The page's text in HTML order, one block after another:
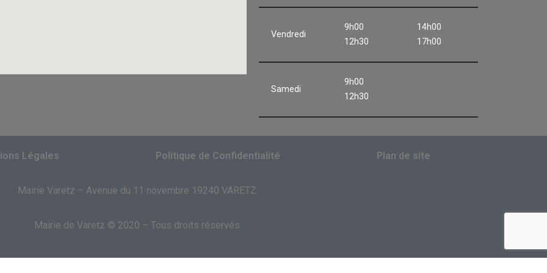
Vendredi
9h00
12h30
14h00
17h00
Samedi
9h00
12h30
Légales Politique de Confidentialité Plan de site
Mairie Varetz – Avenue du 11 novembre 19240 VARETZ
Mairie de Varetz © 2020 – Tous droits réservés